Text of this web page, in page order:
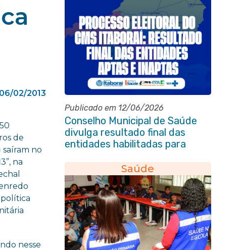
02/2013
de
saíram no
na
política
nesse
Publicado em 12/06/2026
Conselho Municipal de Saúde
divulga resultado final das
entidades habilitadas para
2030
Saúde